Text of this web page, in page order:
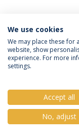
Política de
© 2026
We use cookies
We may place these
website, show
experience. For more
settings.
Accept all
No, adjust